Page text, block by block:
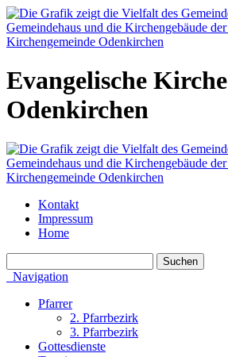
Evangelische Kirche
Odenkirchen
Kontakt
Impressum
Home
Navigation
Pfarrer
2. Pfarrbezirk
3. Pfarrbezirk
Gottesdienste